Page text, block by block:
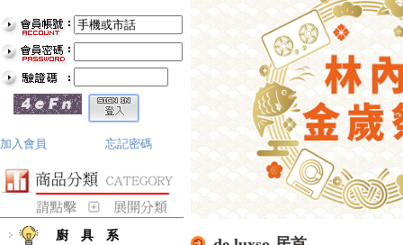
加入會員 忘記密碼
廚 具 系